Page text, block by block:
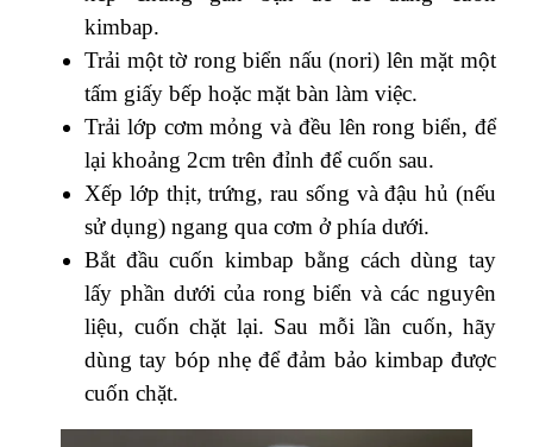
kimbap.
Trải một tờ rong biển nấu (nori) lên mặt một
tấm giấy bếp hoặc mặt bàn làm việc.
Trải lớp cơm mỏng và đều lên rong biển, để
lại khoảng 2cm trên đỉnh để cuốn sau.
Xếp lớp thịt, trứng, rau sống và đậu hủ (nếu
sử dụng) ngang qua cơm ở phía dưới.
Bắt đầu cuốn kimbap bằng cách dùng tay
lấy phần dưới của rong biển và các nguyên
liệu, cuốn chặt lại. Sau mỗi lần cuốn, hãy
dùng tay bóp nhẹ để đảm bảo kimbap được
cuốn chặt.